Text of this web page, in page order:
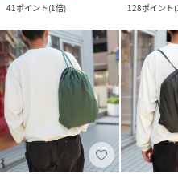
41ポイント(1倍)
128ポイント(